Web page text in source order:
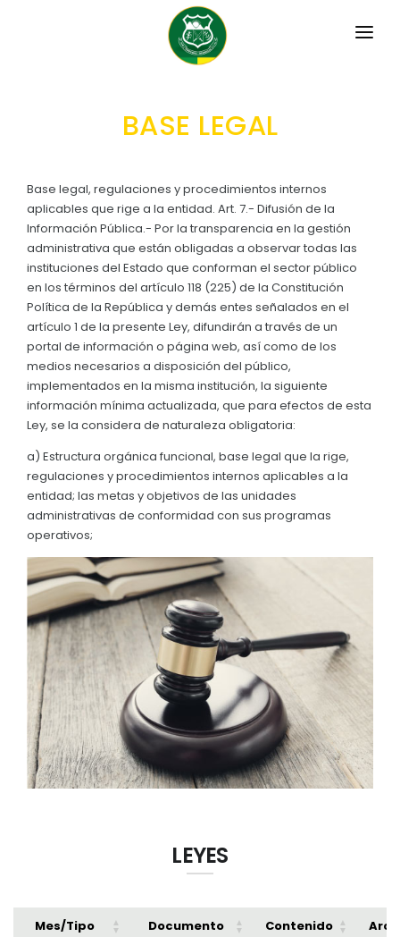
LA PARROQUIA
Historia Antigua
Historia Actual
Símbolos Cívicos
GEOGRAFÍA
Ubicación
Clima - Geografía
TRANSPARENCIA
GESTIÓN Y PRESUPUESTO
GESTIÓN INSTITUCIONAL
Sesiones Ordinarias
Sesiones Extraordinarias
Resoluciones
Convocatorias
GESTIÓN ADMINISTRATIVA
Plan de desarrollo y Ordenamiento Territorial -
Plan Anual Contratación - PAC
Plan Operativo Anual - POA
Convenios Institucionales
PRESUPUESTO: EJECUCIÓN Y REPORTES
Cédulas presupuestarias y balances
Procesos de contratación
Ejecución Presupuestaria
Obras y proyectos
MECANISMOS DE PARTICIPACIÓN
CIUDADANÍA ACTIVA
Solicitud de acceso información pública
TURISMO
BASE LEGAL
Base legal, regulaciones y procedimientos internos
aplicables que rige a la entidad. Art. 7.- Difusión de la
Información Pública.- Por la transparencia en la gestión
administrativa que están obligadas a observar todas las
instituciones del Estado que conforman el sector público
en los términos del artículo 118 (225) de la Constitución
Política de la República y demás entes señalados en el
artículo 1 de la presente Ley, difundirán a través de un
portal de información o página web, así como de los
medios necesarios a disposición del público,
implementados en la misma institución, la siguiente
información mínima actualizada, que para efectos de esta
Ley, se la considera de naturaleza obligatoria:
a) Estructura orgánica funcional, base legal que la rige,
regulaciones y procedimientos internos aplicables a la
entidad; las metas y objetivos de las unidades
administrativas de conformidad con sus programas
operativos;
LEYES
Mes/Tipo Documento Contenido